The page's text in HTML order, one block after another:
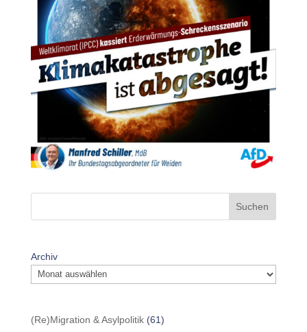
Suchen
Archiv
(Re)Migration & Asylpolitik(61)